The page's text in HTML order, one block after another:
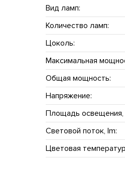
Вид ламп:
Количество ламп:
Цоколь:
Максимальная
Общая мощность:
Напряжение:
Площадь освещения,
Световой поток, lm:
Цветовая